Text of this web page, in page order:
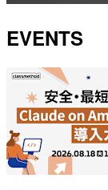
EVENTS